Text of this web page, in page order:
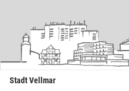
Stadt Vellmar